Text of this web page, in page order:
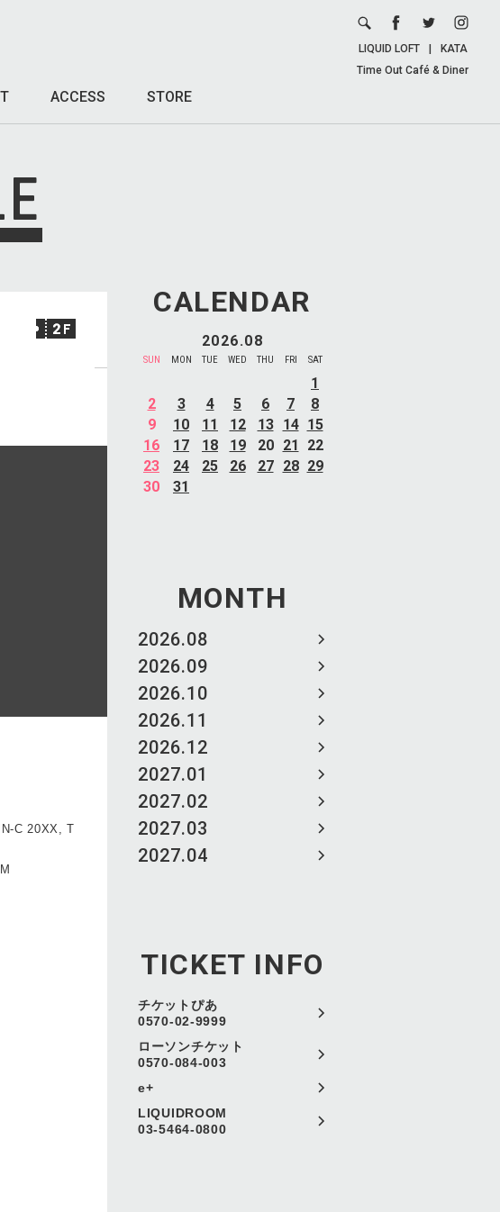
ACCESS STORE
LIQUID LOFT
KATA
Time Out Café & Diner
CALENDAR
2026.08
SUN MON TUE WED THU FRI SAT
1
2
3 4 5 6 7
8
9
10 11 12 13 14 15
16
17 18 19 20 21
22
23
24 25 26 27 28 29
30
31
MONTH
2026.08
2026.09
2026.10
2026.11
2026.12
2027.01
2027.02
2027.03
2027.04
TICKET INFO
チケットぴあ
0570-02-9999
ローソンチケット
0570-084-003
e+
LIQUIDROOM
03-5464-0800
C 20XX, T